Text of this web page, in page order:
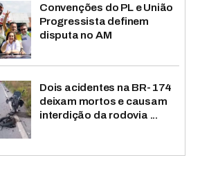
Convenções do PL e União
Progressista definem
disputa no AM
Dois acidentes na BR-174
deixam mortos e causam
interdição da rodovia ...